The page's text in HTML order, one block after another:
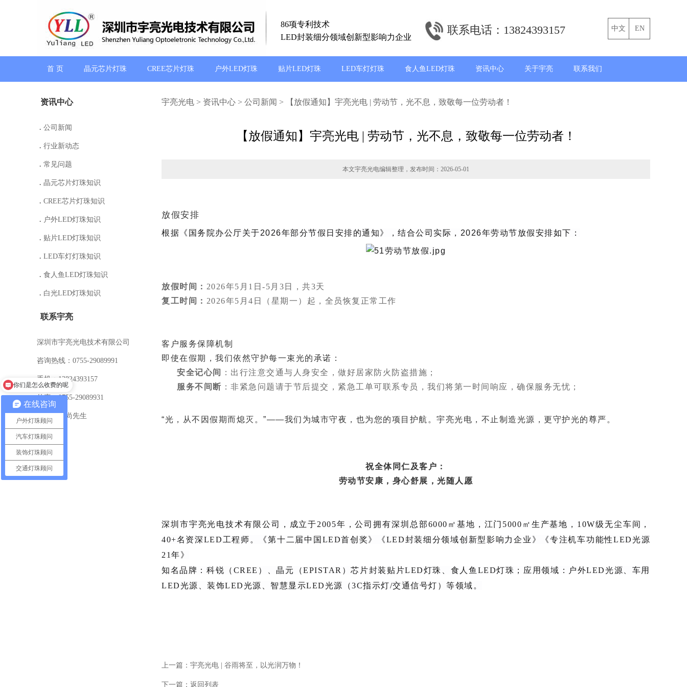
86项专利技术
LED封装细分领域创新型影响力企业
联系电话：13824393157 中文 EN
首 页 晶元芯片灯珠 CREE芯片灯珠 户外LED灯珠 贴片LED灯珠 LED车灯灯珠 食人鱼LED灯珠 资讯中心 关于宇亮 联系我们
资讯中心
. 公司新闻
. 行业新动态
. 常见问题
. 晶元芯片灯珠知识
. CREE芯片灯珠知识
. 户外LED灯珠知识
. 贴片LED灯珠知识
. LED车灯灯珠知识
. 食人鱼LED灯珠知识
. 白光LED灯珠知识
联系宇亮
深圳市宇亮光电技术有限公司
咨询热线：0755-29089991
手机：13824393157
传真：0755-29089931
联系人：尚先生
宇亮光电 > 资讯中心 > 公司新闻 > 【放假通知】宇亮光电 | 劳动节，光不息，致敬每一位劳动者！
【放假通知】宇亮光电 | 劳动节，光不息，致敬每一位劳动者！
本文宇亮光电编辑整理，发布时间：2026-05-01
放假安排
根据《国务院办公厅关于2026年部分节假日安排的通知》，结合公司实际，2026年劳动节放假安排如下：
放假时间： 2026年5月1日-5月3日，共3天
复工时间： 2026年5月4日（星期一）起，全员恢复正常工作
客户服务保障机制
即使在假期，我们依然守护每一束光的承诺：
安全记心间
‌：出行注意交通与人身安全，做好居家防火防盗措施；
服务不间断 ：非紧急问题请于节后提交，紧急工单可联系专员，我们将第一时间响应，确保服务无忧；
“光，从不因假期而熄灭。”——我们为城市守夜，也为您的项目护航。 宇亮光电，不止制造光源，更守护光的尊严。
祝全体同仁及客户：
劳动节安康，身心舒展，光随人愿
深圳市宇亮光电技术有限公司，成立于2005年，公司拥有深圳总部6000㎡基地，江门5000㎡生产基地，10W级无尘车间，
40+名资深LED工程师。《第十二届中国LED首创奖》《LED封装细分领域创新型影响力企业》《专注机车功能性LED光源
21年》
知名品牌：科锐（CREE）、晶元（EPISTAR）芯片封装贴片LED灯珠、食人鱼LED灯珠；应用领域：户外LED光源、车用
LED光源、装饰LED光源、智慧显示LED光源（3C指示灯/交通信号灯）等领域。
上一篇： 宇亮光电 | 谷雨将至，以光润万物！
下一篇： 返回列表
在线咨询
户外灯珠顾问
汽车灯珠顾问
装饰灯珠顾问
交通灯珠顾问
你们是怎么收费的呢